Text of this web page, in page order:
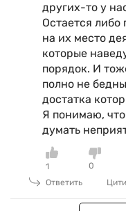
других-то у
Остается либо
на их место
которые
порядок. И
полно не
достатка
Я понимаю, что
думать
1
0
Ответить